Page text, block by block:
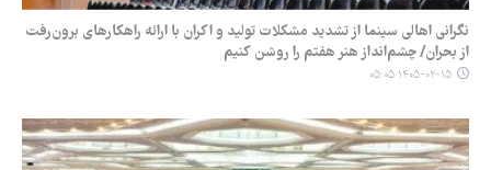
نگرانی اهالی سینما از تشدید مشکلات تولید و اکران با ارائه راهکارهای برون‌رفت
از بحران/ چشم‌انداز هنر هفتم را روشن کنیم
۱۴۰۵-۰۲-۱۵ ۰۵:۰۵